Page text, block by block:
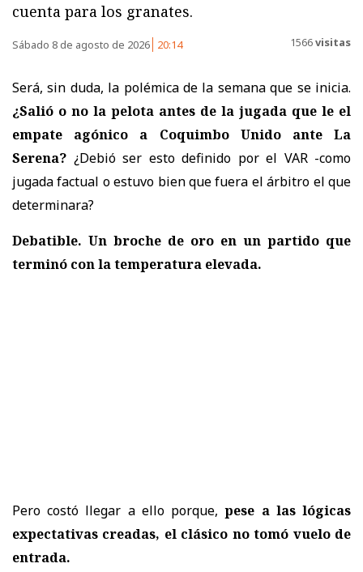
cuenta para los granates.
Sábado 8 de agosto de 2026 20:14 1566visitas
Será, sin duda, la polémica de la semana que se inicia.
¿Salió o no la pelota antes de la jugada que le el
empate agónico a Coquimbo Unido ante La
Serena? ¿Debió ser esto definido por el VAR -como
jugada factual o estuvo bien que fuera el árbitro el que
determinara?
Debatible. Un broche de oro en un partido que
terminó con la temperatura elevada.
Pero costó llegar a ello porque,pese a las lógicas
expectativas creadas, el clásico no tomó vuelo de
entrada.